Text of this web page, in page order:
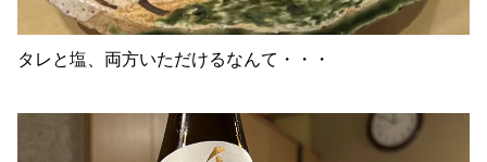
タレと塩、両方いただけるなんて・・・